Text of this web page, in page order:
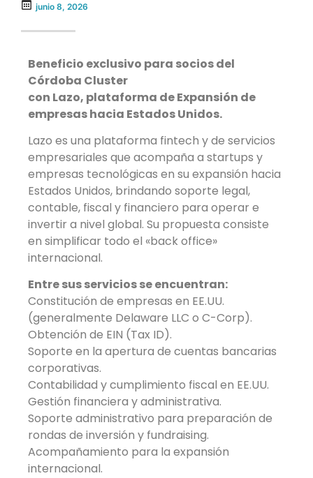
junio 8, 2026
Beneficio exclusivo para socios del
Córdoba Cluster
con Lazo, plataforma de Expansión de
empresas hacia Estados Unidos.
Lazo es una plataforma fintech y de servicios
empresariales que acompaña a startups y
empresas tecnológicas en su expansión hacia
Estados Unidos, brindando soporte legal,
contable, fiscal y financiero para operar e
invertir a nivel global. Su propuesta consiste
en simplificar todo el «back office»
internacional.
Entre sus servicios se encuentran:
Constitución de empresas en EE.UU.
(generalmente Delaware LLC o C-Corp).
Obtención de EIN (Tax ID).
Soporte en la apertura de cuentas bancarias
corporativas.
Contabilidad y cumplimiento fiscal en EE.UU.
Gestión financiera y administrativa.
Soporte administrativo para preparación de
rondas de inversión y fundraising.
Acompañamiento para la expansión
internacional.